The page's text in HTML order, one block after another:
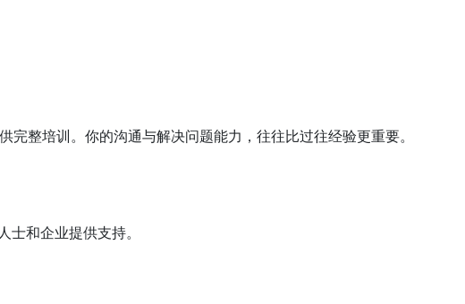
整培训。你的沟通与解决问题能力，往往比过往经验更重要。
和企业提供支持。